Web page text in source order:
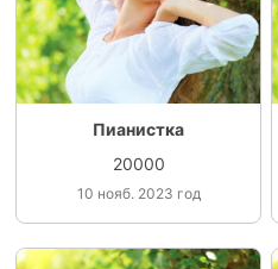
Пианистка
20000
10 нояб. 2023 год